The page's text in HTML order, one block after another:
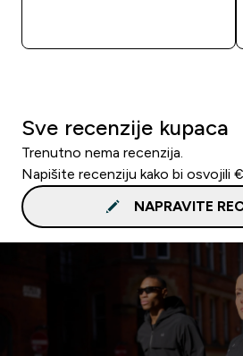
Sve recenzije kupaca
Trenutno nema recenzija.
Napišite recenziju kako bi osvojili
NAPRAVITE